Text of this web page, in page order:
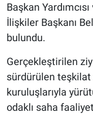
Başkan
İlişkiler Başkanı
bulundu.
Gerçekleştirilen
sürdürülen teşkilat
kuruluşlarıyla
odaklı saha